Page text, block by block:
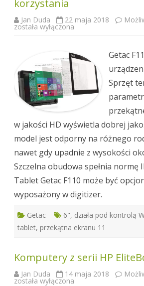
korzystania
Jan Duda 22 maja 2018
Getac
korzystania
została wyłączona
Getac
Sprzęt
w jakości HD wyświetla dobrej
model jest odporny na różnego
nawet gdy upadnie z wysokości
Szczelna obudowa spełnia normę
Tablet Getac F110 może być
wyposażony w digitizer.
Getac 6", działa pod kontrolą
tablet, przekątna ekranu 11
Komputery z serii HP
Jan Duda 14 maja 2018
Komputery
została wyłączona